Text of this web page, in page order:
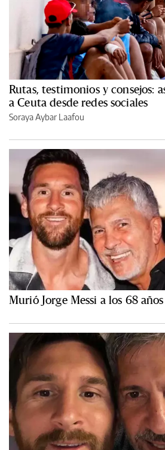
Rutas, testimonios y consejos:
a Ceuta desde redes sociales
Soraya Aybar Laafou
Murió Jorge Messi a los 68 años